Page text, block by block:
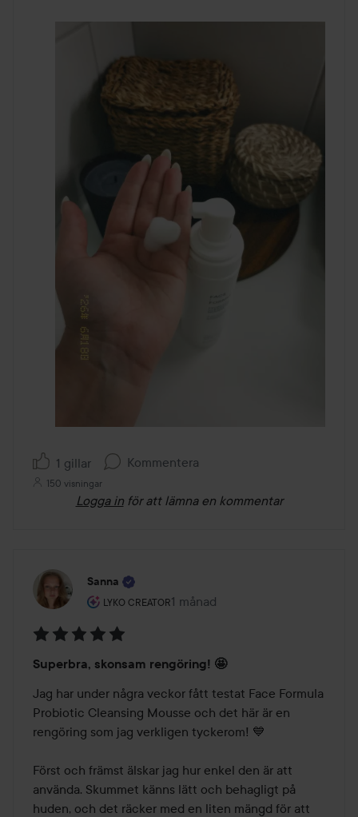
1 gillar Kommentera
150 visningar
Logga in för att lämna en kommentar
Sanna
LYKO CREATOR
Användarens roll: Lyko Creator.
1 månad
Inlägget skapades 1 månad
5
av
5
Superbra, skonsam rengöring! 🤩
Jag har under några veckor fått testat Face Formula
Probiotic Cleansing Mousse och det här är en
rengöring som jag verkligen tyckerom! 💙
Först och främst älskar jag hur enkel den är att
använda. Skummet känns lätt och behagligt på
huden, och det räcker med en liten mängd för att